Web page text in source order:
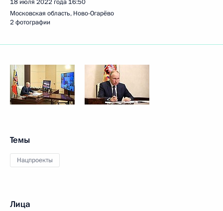
18 июля 2022 года 16:50
Московская область, Ново-Огарёво
2 фотографии
Темы
Нацпроекты
Лица